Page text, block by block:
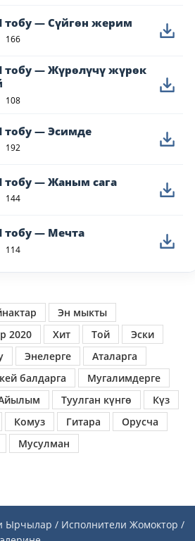
тобу — Сүйгөн жерим
166
тобу — Жүрөлүчү жүрөк
108
тобу — Эсимде
192
— Жаным сага
144
тобу — Мечта
114
Эн мыкты
2020 Хит Той
Эски
Энелерге
Аталарга
балдарга
Мугалимдерге
Туулган күнгө
Күз
Комуз Гитара
Орусча
Мусулман
Ырчылар / Исполнители Жомоктор /